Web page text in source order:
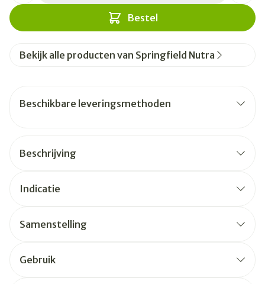
Bestel
Bekijk alle producten van Springfield Nutra
Beschikbare leveringsmethoden
Beschrijving
Indicatie
Samenstelling
Gebruik